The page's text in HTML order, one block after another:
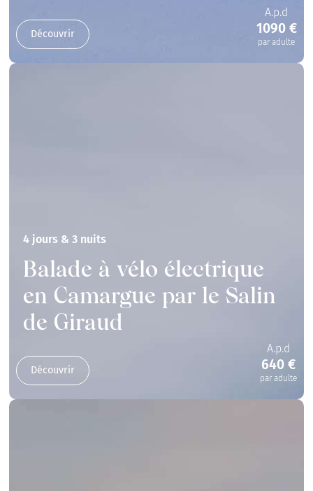
Découvrir
A.p.d
1090 €
par adulte
4 jours & 3 nuits
Balade à vélo électrique
en Camargue par le Salin
de Giraud
Découvrir
A.p.d
640 €
par adulte